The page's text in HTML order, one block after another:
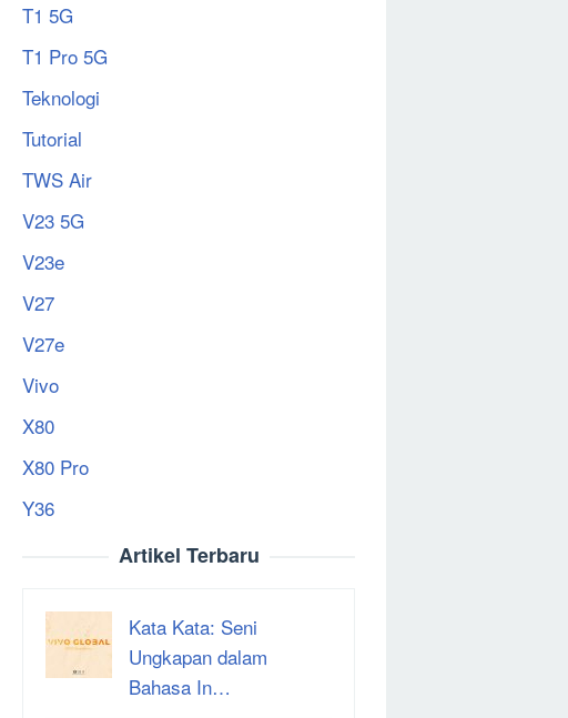
T1 5G
T1 Pro 5G
Teknologi
Tutorial
TWS Air
V23 5G
V23e
V27
V27e
Vivo
X80
X80 Pro
Y36
Artikel Terbaru
Kata Kata: Seni
Ungkapan dalam
Bahasa In…